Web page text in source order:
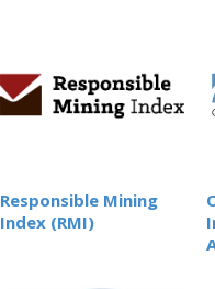
Responsible Mining
Index (RMI)